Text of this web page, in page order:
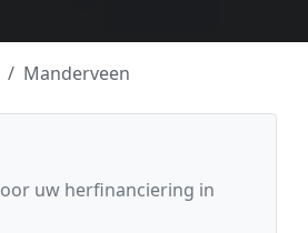
Manderveen
uw herfinanciering in